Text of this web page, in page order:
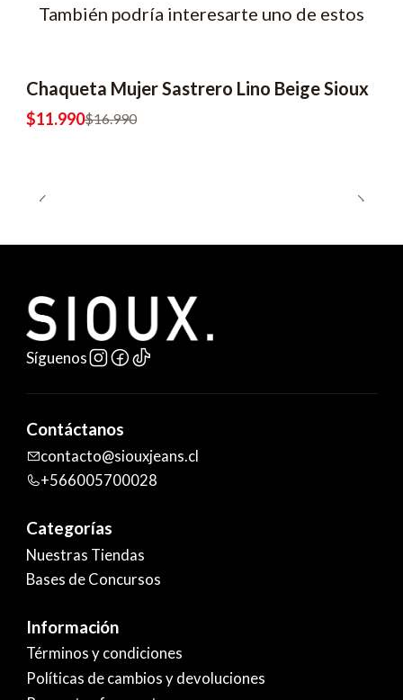
También podría interesarte uno de estos
Chaqueta Mujer Sastrero Lino Beige Sioux
$11.990$16.990
Síguenos
Contáctanos
contacto@siouxjeans.cl
+566005700028
Categorías
Nuestras Tiendas
Bases de Concursos
Información
Términos y condiciones
Políticas de cambios y devoluciones